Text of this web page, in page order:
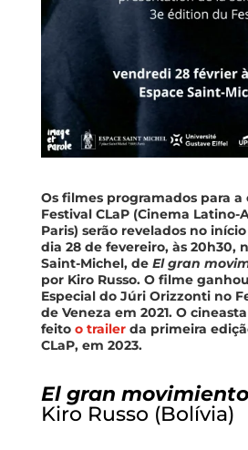
Os filmes programados para a
Festival CLaP (Cinema Latino-
Paris) serão revelados no
dia 28 de fevereiro, às 20h30,
Saint-Michel, deEl gran
por Kiro Russo. O filme
Especial do Júri Orizzonti no
de Veneza em 2021. O
feito o trailerda primeira
CLaP, em 2023.
El gran movimiento
Kiro Russo (Bolívia)